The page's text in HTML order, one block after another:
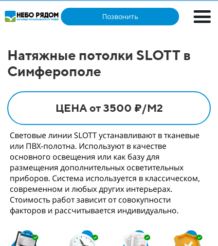
Позвонить
Натяжные потолки SLOTT в
Симферополе
ЦЕНА от 3500 ₽/М2
Световые линии SLOTT устанавливают в тканевые
или ПВХ-полотна. Используют в качестве
основного освещения или как базу для
размещения дополнительных осветительных
приборов. Система используется в классическом,
современном и любых других интерьерах.
Стоимость работ зависит от совокупности
факторов и рассчитывается индивидуально.